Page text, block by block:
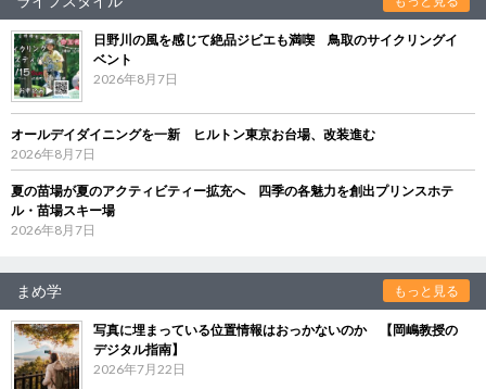
日野川の風を感じて絶品ジビエも満喫 鳥取のサイクリングイ
ベント
2026年8月7日
オールデイダイニングを一新 ヒルトン東京お台場、改装進む
2026年8月7日
夏の苗場が夏のアクティビティー拡充へ 四季の各魅力を創出プリンスホテ
ル・苗場スキー場
2026年8月7日
まめ学 もっと見る
写真に埋まっている位置情報はおっかないのか 【岡嶋教授の
デジタル指南】
2026年7月22日